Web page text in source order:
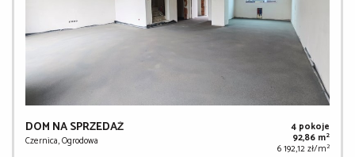
DOM NA SPRZEDAŻ
Czernica, Ogrodowa
4 pokoje
92,86 m2
6 192,12 zł/m2